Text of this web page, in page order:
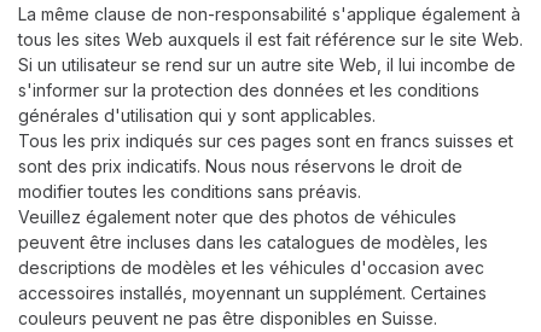
La même clause de non-responsabilité s'applique également à
tous les sites Web auxquels il est fait référence sur le site Web.
Si un utilisateur se rend sur un autre site Web, il lui incombe de
s'informer sur la protection des données et les conditions
générales d'utilisation qui y sont applicables.
Tous les prix indiqués sur ces pages sont en francs suisses et
sont des prix indicatifs. Nous nous réservons le droit de
modifier toutes les conditions sans préavis.
Veuillez également noter que des photos de véhicules
peuvent être incluses dans les catalogues de modèles, les
descriptions de modèles et les véhicules d'occasion avec
accessoires installés, moyennant un supplément. Certaines
couleurs peuvent ne pas être disponibles en Suisse.